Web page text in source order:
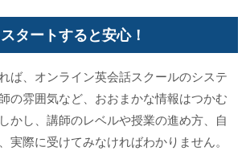
タートすると安心！
ば、オンライン英会話スクールのシステ
の雰囲気など、おおまかな情報はつかむ
かし、講師のレベルや授業の進め方、自
実際に受けてみなければわかりません。